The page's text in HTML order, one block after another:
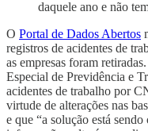
daquele ano e não
O Portal de Dados Abertos
registros de acidentes de
as empresas foram
Especial de Previdência e
acidentes de trabalho por
virtude de alterações nas
e que “a solução está